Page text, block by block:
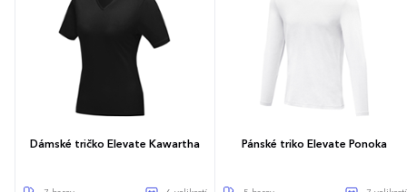
Dámské tričko Elevate Kawartha Pánské triko Elevate Ponoka